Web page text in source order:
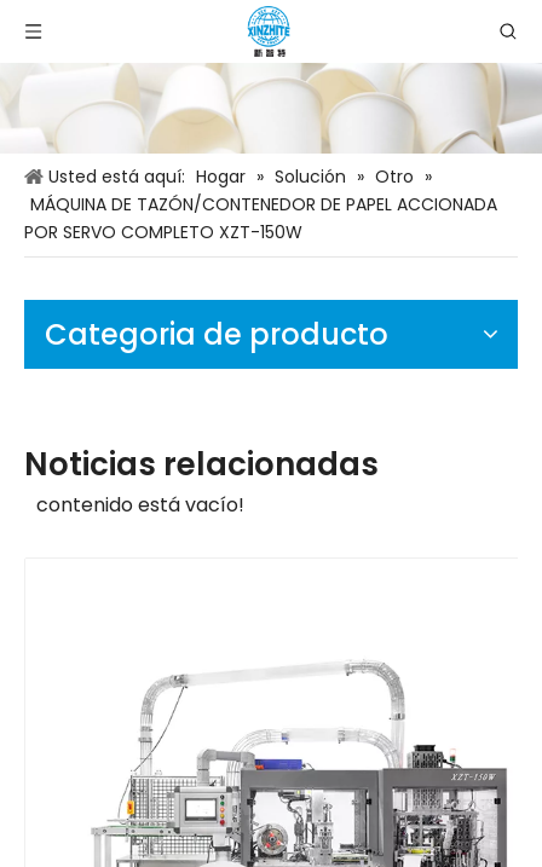
Usted está aquí: Hogar » Solución » Otro »
MÁQUINA DE TAZÓN/CONTENEDOR DE PAPEL ACCIONADA
POR SERVO COMPLETO XZT-150W
Categoria de producto
Noticias relacionadas
contenido está vacío!